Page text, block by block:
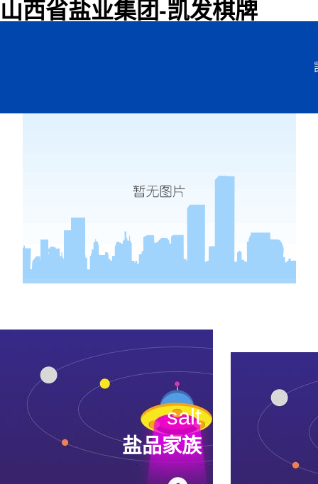
山西省盐业集团-凯发棋牌
salt
盐品家族